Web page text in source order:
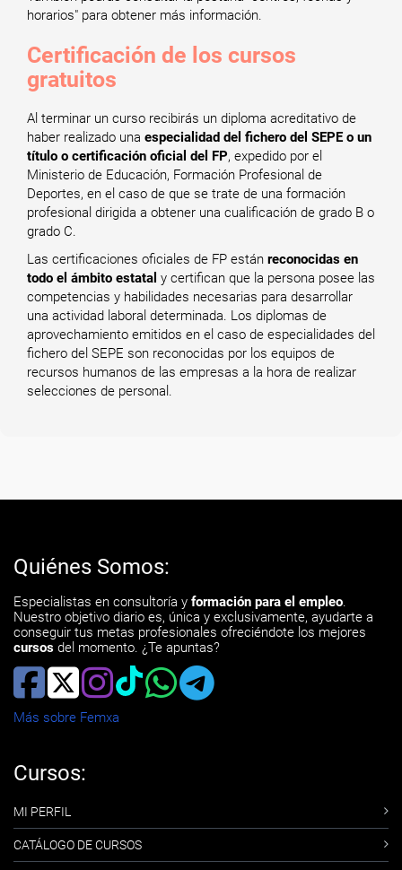
horarios" para obtener más información.
Certificación de los cursos
gratuitos
Al terminar un curso recibirás un diploma acreditativo de
haber realizado una especialidad del fichero del SEPE o un
título o certificación oficial del FP, expedido por el
Ministerio de Educación, Formación Profesional de
Deportes, en el caso de que se trate de una formación
profesional dirigida a obtener una cualificación de grado B o
grado C.
Las certificaciones oficiales de FP están reconocidas en
todo el ámbito estatal y certifican que la persona posee las
competencias y habilidades necesarias para desarrollar
una actividad laboral determinada. Los diplomas de
aprovechamiento emitidos en el caso de especialidades del
fichero del SEPE son reconocidas por los equipos de
recursos humanos de las empresas a la hora de realizar
selecciones de personal.
Quiénes Somos:
Especialistas en consultoría y formación para el empleo.
Nuestro objetivo diario es, única y exclusivamente, ayudarte a
conseguir tus metas profesionales ofreciéndote los mejores
cursos del momento. ¿Te apuntas?
Más sobre Femxa
Cursos:
MI PERFIL
CATÁLOGO DE CURSOS